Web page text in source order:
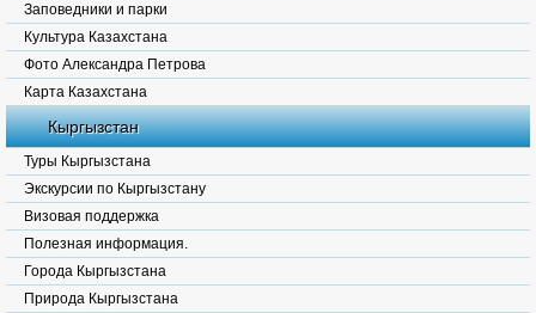
Заповедники и парки
Культура Казахстана
Фото Александра Петрова
Карта Казахстана
Кыргызстан
Туры Кыргызстана
Экскурсии по Кыргызстану
Визовая поддержка
Полезная информация.
Города Кыргызстана
Природа Кыргызстана